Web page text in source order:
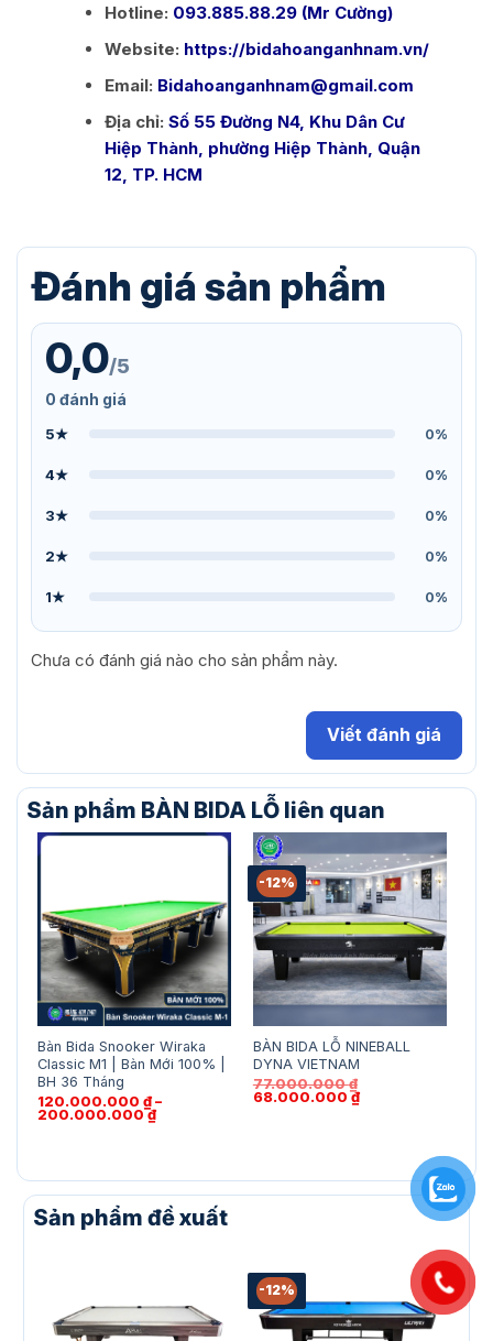
Hotline: 093.885.88.29 (Mr Cường)
Website: https://bidahoanganhnam.vn/
Email: Bidahoanganhnam@gmail.com
Địa chỉ: Số 55 Đường N4, Khu Dân Cư
Hiệp Thành, phường Hiệp Thành, Quận
12, TP. HCM
Đánh giá sản phẩm
0,0/5
0 đánh giá
5★ 0%
4★ 0%
3★ 0%
2★ 0%
1★ 0%
Chưa có đánh giá nào cho sản phẩm này.
Viết đánh giá
Sản phẩm BÀN BIDA LỖ liên quan
Bàn Bida Snooker Wiraka
Classic M1 | Bàn Mới 100% |
BH 36 Tháng
120.000.000 ₫ –
200.000.000₫Khoảng
giá:
200.000.000 ₫
-12%
BÀN BIDA LỖ NINEBALL
DYNA VIETNAM
77.000.000₫
Giá
68.000.000₫Giá
hiện
Sản phẩm đề xuất
-12%